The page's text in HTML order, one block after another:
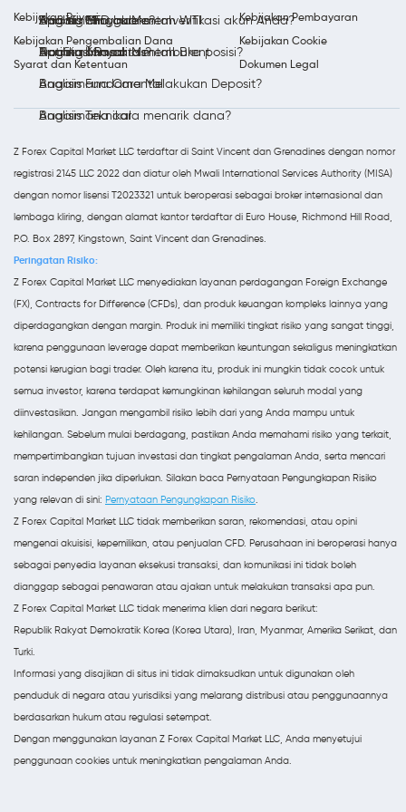
Kebijakan Privasi
Kebijakan Pembayaran
Kebijakan Pengembalian Dana
Kebijakan Cookie
Syarat dan Ketentuan
Dokumen Legal
Trading Minyak Mentah WTI
Trading Minyak Mentah Brent
Analisis Mingguan
Notifikasi Pasar
Apa itu CFD Indeks?
Apa itu Komoditas?
Analisis Fundamental
Analisis Teknikal
Bagaimana cara memverifikasi akun Anda?
Bagaimana cara membuka posisi?
Bagaimana Cara Melakukan Deposit?
Bagaimana cara menarik dana?
Z Forex Capital Market LLC terdaftar di Saint Vincent dan Grenadines dengan nomor
registrasi 2145 LLC 2022 dan diatur oleh Mwali International Services Authority (MISA)
dengan nomor lisensi T2023321 untuk beroperasi sebagai broker internasional dan
lembaga kliring, dengan alamat kantor terdaftar di Euro House, Richmond Hill Road,
P.O. Box 2897, Kingstown, Saint Vincent dan Grenadines.
Peringatan Risiko:
Z Forex Capital Market LLC menyediakan layanan perdagangan Foreign Exchange
(FX), Contracts for Difference (CFDs), dan produk keuangan kompleks lainnya yang
diperdagangkan dengan margin. Produk ini memiliki tingkat risiko yang sangat tinggi,
karena penggunaan leverage dapat memberikan keuntungan sekaligus meningkatkan
potensi kerugian bagi trader. Oleh karena itu, produk ini mungkin tidak cocok untuk
semua investor, karena terdapat kemungkinan kehilangan seluruh modal yang
diinvestasikan. Jangan mengambil risiko lebih dari yang Anda mampu untuk
kehilangan. Sebelum mulai berdagang, pastikan Anda memahami risiko yang terkait,
mempertimbangkan tujuan investasi dan tingkat pengalaman Anda, serta mencari
saran independen jika diperlukan. Silakan baca Pernyataan Pengungkapan Risiko
yang relevan di sini: Pernyataan Pengungkapan Risiko.
Z Forex Capital Market LLC tidak memberikan saran, rekomendasi, atau opini
mengenai akuisisi, kepemilikan, atau penjualan CFD. Perusahaan ini beroperasi hanya
sebagai penyedia layanan eksekusi transaksi, dan komunikasi ini tidak boleh
dianggap sebagai penawaran atau ajakan untuk melakukan transaksi apa pun.
Z Forex Capital Market LLC tidak menerima klien dari negara berikut:
Republik Rakyat Demokratik Korea (Korea Utara), Iran, Myanmar, Amerika Serikat, dan
Turki.
Informasi yang disajikan di situs ini tidak dimaksudkan untuk digunakan oleh
penduduk di negara atau yurisdiksi yang melarang distribusi atau penggunaannya
berdasarkan hukum atau regulasi setempat.
Dengan menggunakan layanan Z Forex Capital Market LLC, Anda menyetujui
penggunaan cookies untuk meningkatkan pengalaman Anda.